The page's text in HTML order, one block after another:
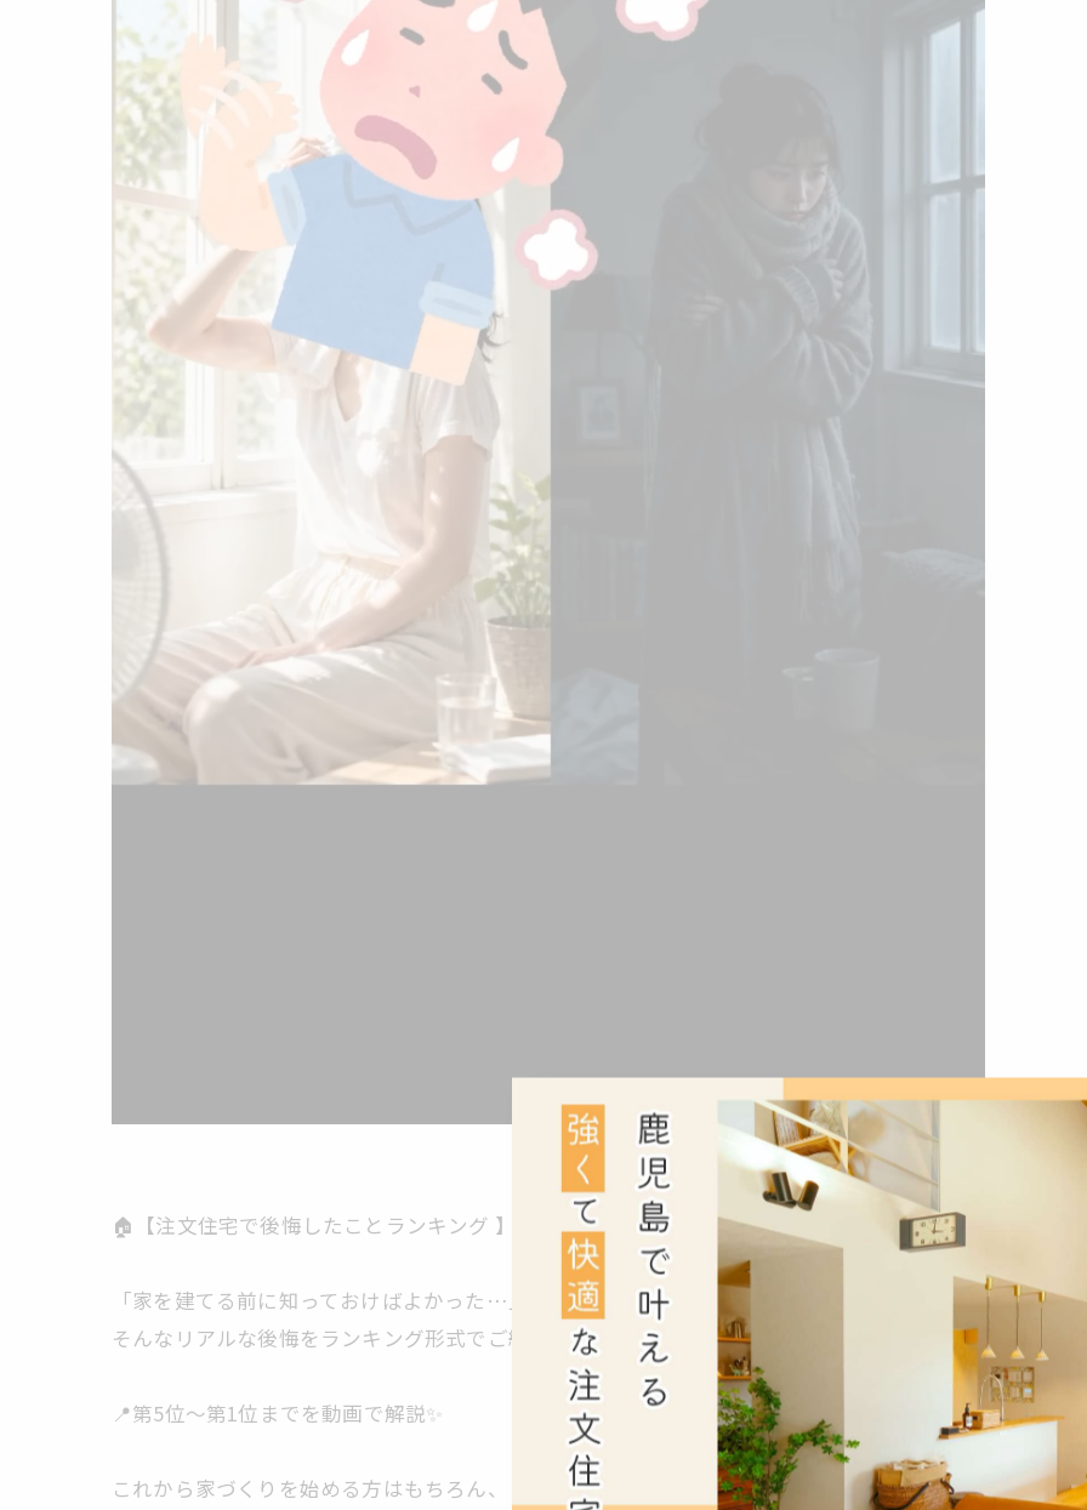
🏠【注文住宅で後悔したことランキング 】
「家を建てる前に知っておけばよかった…」
そんなリアルな後悔をランキング形式でご紹介します！
📍第5位〜第1位までを動画で解説✨
これから家づくりを始める方はもちろん、